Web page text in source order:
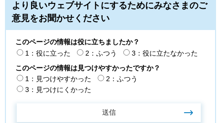
より良いウェブサイトにするためにみなさまのご
意見をお聞かせください
このページの情報は役に立ちましたか？
1：役に立った
2：ふつう
3：役に立たなかった
このページの情報は見つけやすかったですか？
1：見つけやすかった
2：ふつう
3：見つけにくかった